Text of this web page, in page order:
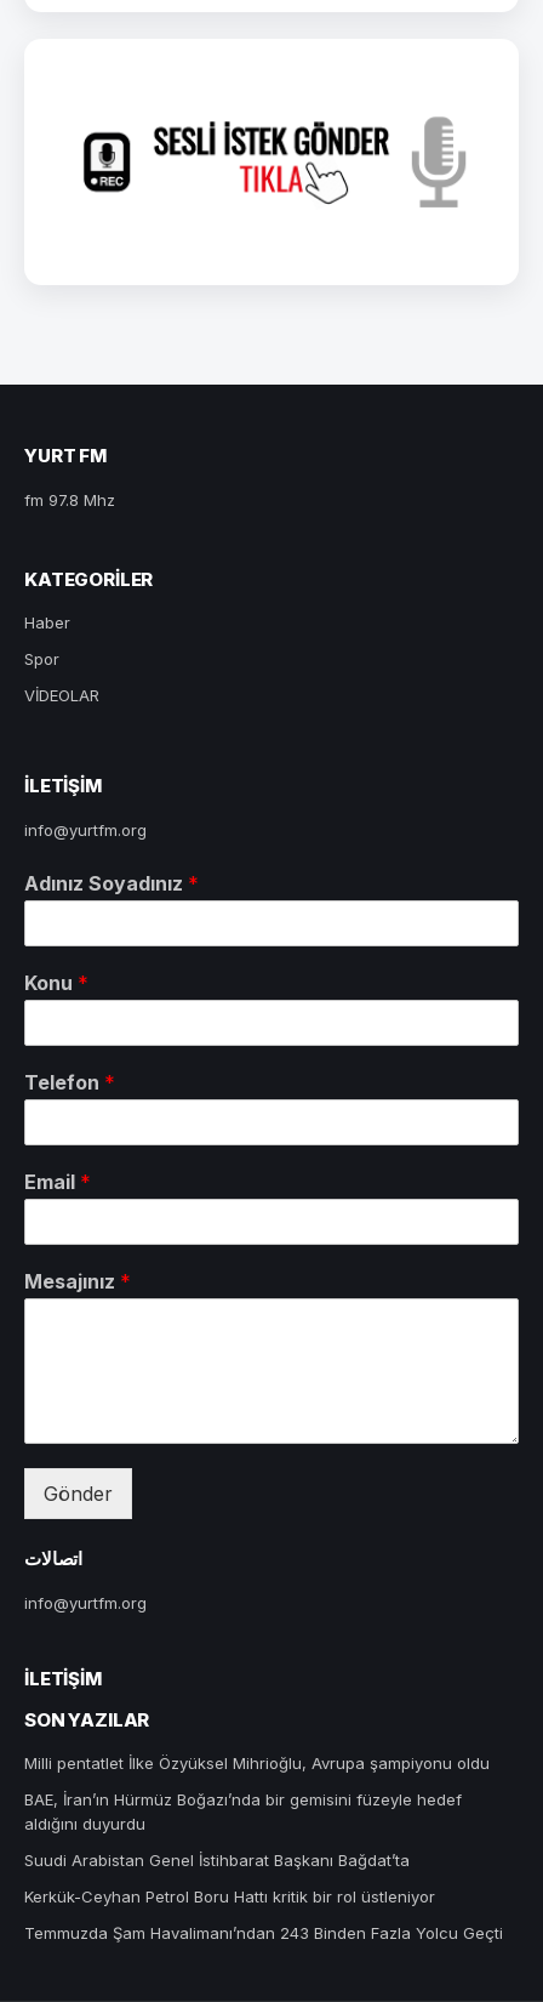
YURT FM
fm 97.8 Mhz
KATEGORILER
Haber
Spor
VİDEOLAR
ILETIŞIM
info@yurtfm.org
Adınız Soyadınız *
Konu *
Telefon *
Email *
Mesajınız *
Gönder
اتصالات
info@yurtfm.org
İLETIŞIM
SON YAZILAR
Milli pentatlet İlke Özyüksel Mihrioğlu, Avrupa şampiyonu oldu
BAE, İran’ın Hürmüz Boğazı’nda bir gemisini füzeyle hedef
aldığını duyurdu
Suudi Arabistan Genel İstihbarat Başkanı Bağdat’ta
Kerkük-Ceyhan Petrol Boru Hattı kritik bir rol üstleniyor
Temmuzda Şam Havalimanı’ndan 243 Binden Fazla Yolcu Geçti